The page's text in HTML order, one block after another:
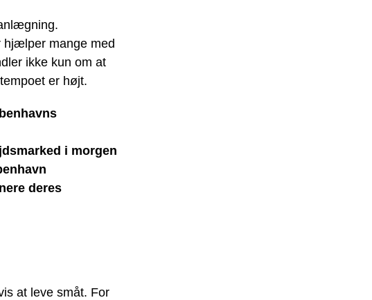
hjælper mange med
ikke kun om at
er højt.
i morgen
deres
at leve småt. For